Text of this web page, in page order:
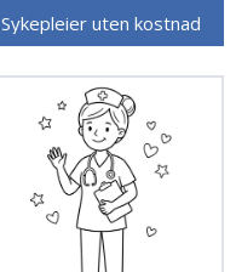
Sykepleier uten kostnad